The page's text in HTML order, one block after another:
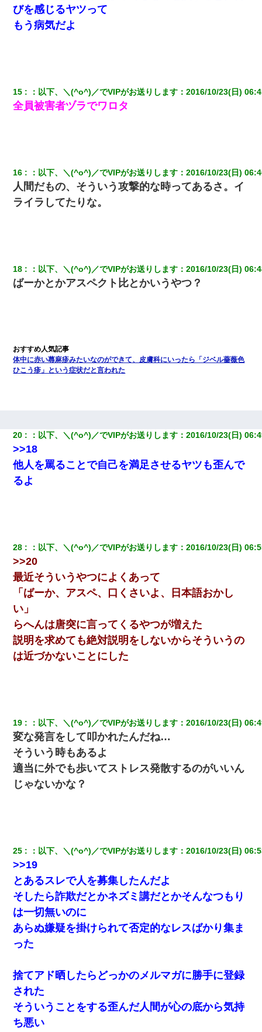
びを感じるヤツって
もう病気だよ
15 ： 以下、＼(^o^)／でVIPがお送りします ：2016/10/23(日)
全員被害者ヅラでワロタ
16 ： 以下、＼(^o^)／でVIPがお送りします ：2016/10/23(日)
人間だもの、そういう攻撃的な時ってあるさ。イ
ライラしてたりな。
18 ： 以下、＼(^o^)／でVIPがお送りします ：2016/10/23(日)
ばーかとかアスペクト比とかいうやつ？
体中に赤い蕁麻疹みたいなのができて、皮膚科にいったら「ジベル薔薇色
ひこう疹」という症状だと言われた
20 ： 以下、＼(^o^)／でVIPがお送りします ：2016/10/23(日)
>>18
他人を罵ることで自己を満足させるヤツも歪んで
るよ
28 ： 以下、＼(^o^)／でVIPがお送りします ：2016/10/23(日)
>>20
最近そういうやつによくあって
「ばーか、アスペ、口くさいよ、日本語おかし
い」
らへんは唐突に言ってくるやつが増えた
説明を求めても絶対説明をしないからそういうの
は近づかないことにした
19 ： 以下、＼(^o^)／でVIPがお送りします ：2016/10/23(日)
変な発言をして叩かれたんだね…
そういう時もあるよ
適当に外でも歩いてストレス発散するのがいいん
じゃないかな？
25 ： 以下、＼(^o^)／でVIPがお送りします ：2016/10/23(日)
>>19
とあるスレで人を募集したんだよ
そしたら詐欺だとかネズミ講だとかそんなつもり
は一切無いのに
あらぬ嫌疑を掛けられて否定的なレスばかり集ま
った
捨てアド晒したらどっかのメルマガに勝手に登録
された
そういうことをする歪んだ人間が心の底から気持
ち悪い